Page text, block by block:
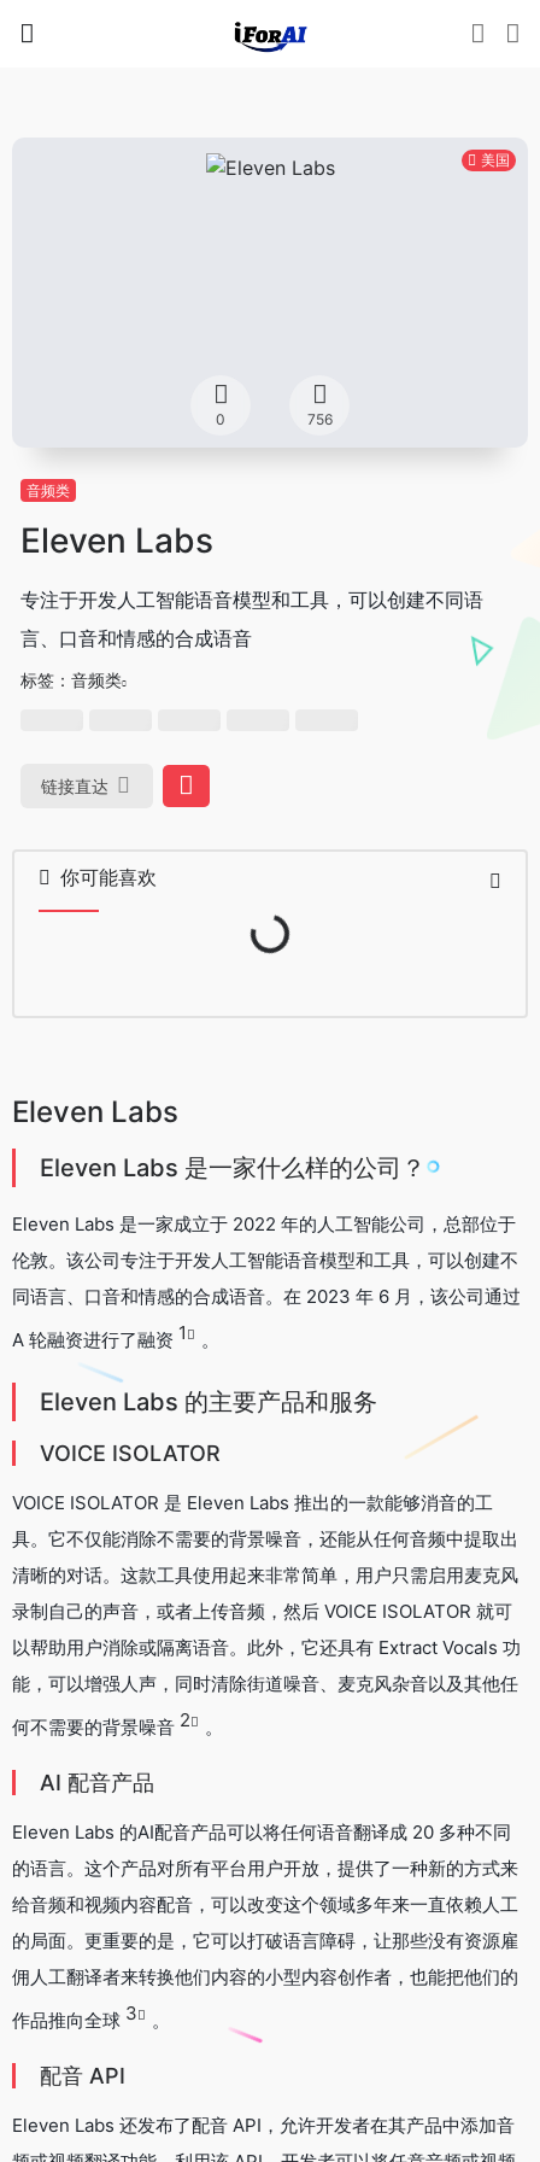
美国
0 756
音频类
Eleven Labs
专注于开发人工智能语音模型和工具，可以创建不同语
言、口音和情感的合成语音
标签： 音频类
链接直达
你可能喜欢
Loading...
Eleven Labs
Eleven Labs 是一家什么样的公司？
Eleven Labs 是一家成立于 2022 年的人工智能公司，总部位于
伦敦。该公司专注于开发人工智能语音模型和工具，可以创建不
同语言、口音和情感的合成语音。在 2023 年 6 月，该公司通过
A 轮融资进行了融资 1 。
Eleven Labs 的主要产品和服务
VOICE ISOLATOR
VOICE ISOLATOR 是 Eleven Labs 推出的一款能够消音的工
具。它不仅能消除不需要的背景噪音，还能从任何音频中提取出
清晰的对话。这款工具使用起来非常简单，用户只需启用麦克风
录制自己的声音，或者上传音频，然后 VOICE ISOLATOR 就可
以帮助用户消除或隔离语音。此外，它还具有 Extract Vocals 功
能，可以增强人声，同时清除街道噪音、麦克风杂音以及其他任
何不需要的背景噪音 2 。
AI 配音产品
Eleven Labs 的AI配音产品可以将任何语音翻译成 20 多种不同
的语言。这个产品对所有平台用户开放，提供了一种新的方式来
给音频和视频内容配音，可以改变这个领域多年来一直依赖人工
的局面。更重要的是，它可以打破语言障碍，让那些没有资源雇
佣人工翻译者来转换他们内容的小型内容创作者，也能把他们的
作品推向全球 3 。
配音 API
Eleven Labs 还发布了配音 API，允许开发者在其产品中添加音